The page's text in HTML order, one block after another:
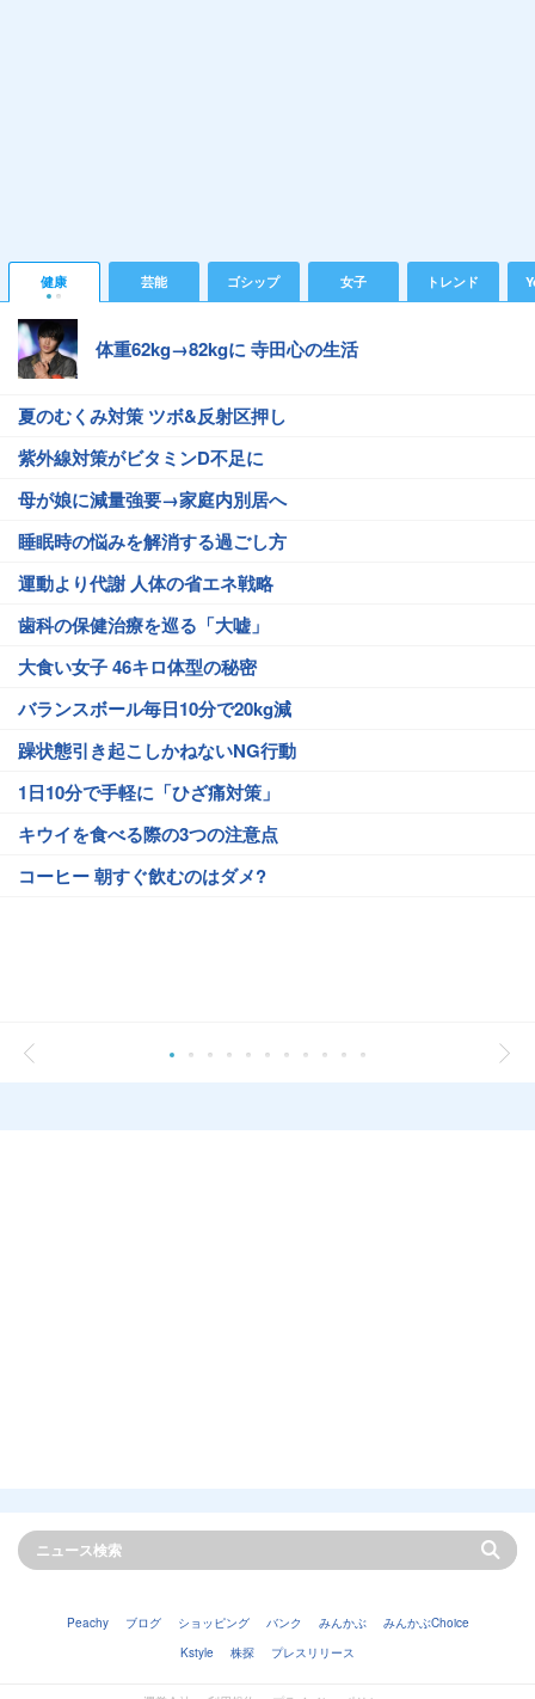
健康 芸能 ゴシップ 女子 トレンド
体重62kg→82kgに 寺田心の生活
夏のむくみ対策 ツボ&反射区押し
紫外線対策がビタミンD不足に
母が娘に減量強要→家庭内別居へ
睡眠時の悩みを解消する過ごし方
運動より代謝 人体の省エネ戦略
歯科の保健治療を巡る「大嘘」
大食い女子 46キロ体型の秘密
バランスボール毎日10分で20kg減
躁状態引き起こしかねないNG行動
1日10分で手軽に「ひざ痛対策」
キウイを食べる際の3つの注意点
コーヒー 朝すぐ飲むのはダメ?
Peachy ブログ ショッピング バンク みんかぶ
みんかぶChoice
Kstyle
株探 プレスリリース